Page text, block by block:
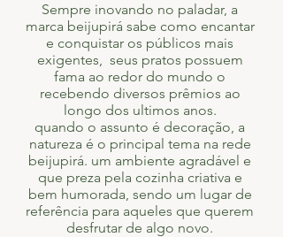
Sempre inovando no paladar, a
marca beijupirá sabe como encantar
e conquistar os públicos mais
exigentes, seus pratos possuem
fama ao redor do mundo o
recebendo diversos prêmios ao
longo dos ultimos anos.
quando o assunto é decoração, a
natureza é o principal tema na rede
beijupirá. um ambiente agradável e
que preza pela cozinha criativa e
bem humorada, sendo um lugar de
referência para aqueles que querem
desfrutar de algo novo.